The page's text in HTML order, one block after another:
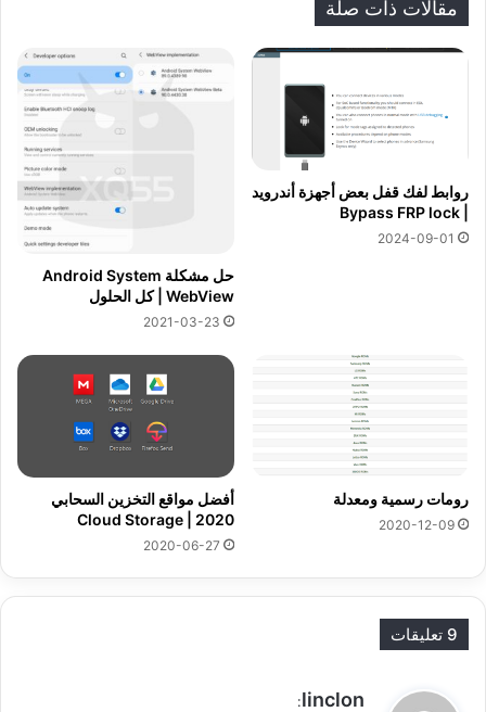
مقالات ذات صلة
روابط لفك قفل بعض أجهزة أندرويد
2024-09-01
حل مشكلة Android System
WebView | كل الحلول
2021-03-23
رومات رسمية ومعدلة
2020-12-09
أفضل مواقع التخزين السحابي
2020 | Cloud Storage
2020-06-27
9 تعليقات
يlinclon
: